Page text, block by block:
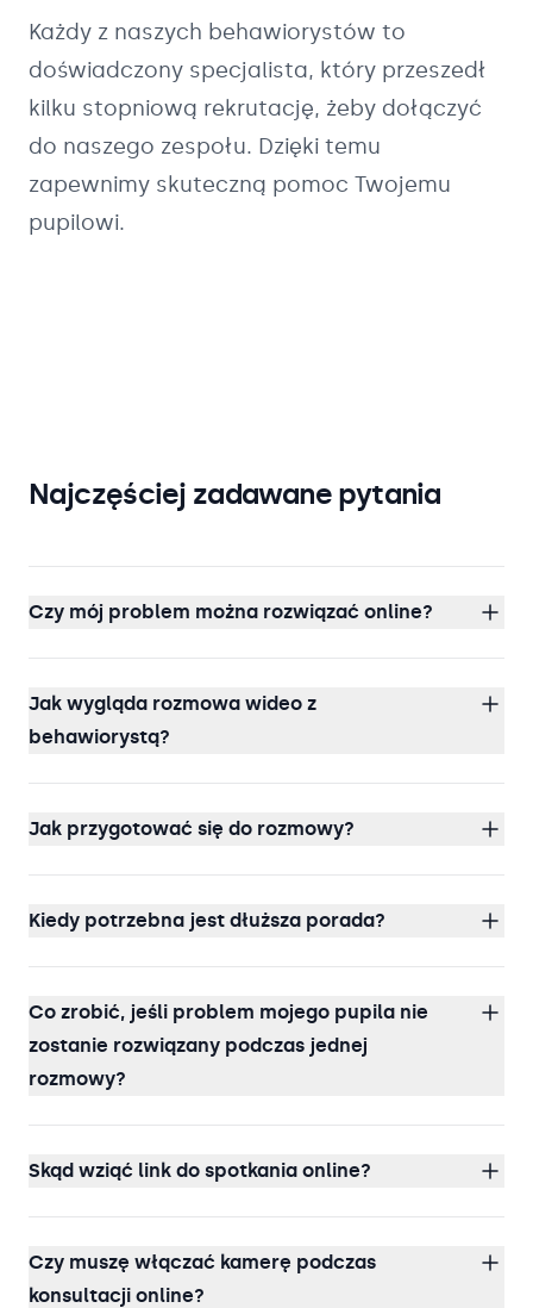
Każdy z naszych behawiorystów to
doświadczony specjalista, który przeszedł
kilku stopniową rekrutację, żeby dołączyć
do naszego zespołu. Dzięki temu
zapewnimy skuteczną pomoc Twojemu
pupilowi.
Najczęściej zadawane pytania
Czy mój problem można rozwiązać online?
Jak wygląda rozmowa wideo z
behawiorystą?
Jak przygotować się do rozmowy?
Kiedy potrzebna jest dłuższa porada?
Co zrobić, jeśli problem mojego pupila nie
zostanie rozwiązany podczas jednej
rozmowy?
Skąd wziąć link do spotkania online?
Czy muszę włączać kamerę podczas
konsultacji online?